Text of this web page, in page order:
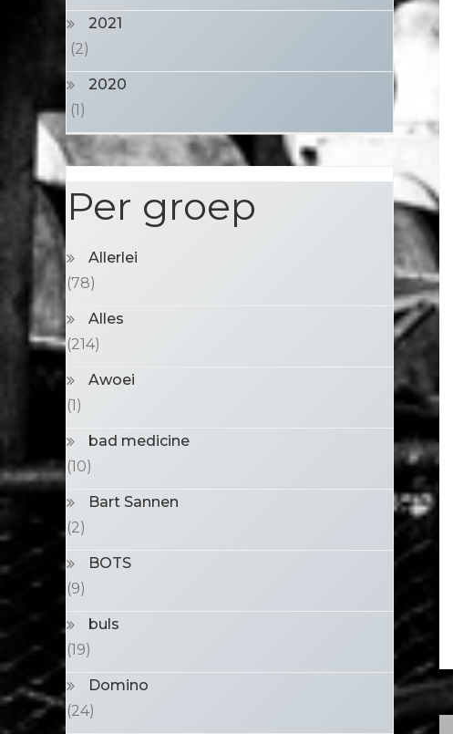
2021
(2)
2020
(1)
Per groep
Allerlei
(78)
Alles
(214)
Awoei
(1)
bad medicine
(10)
Bart Sannen
(2)
BOTS
(9)
buls
(19)
Domino
(24)